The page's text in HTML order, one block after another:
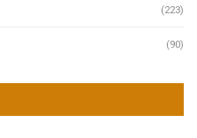
(223)
(90)